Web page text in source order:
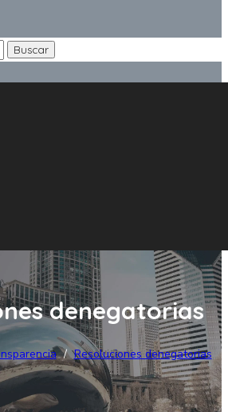
denegatorias
/ Resoluciones denegatorias